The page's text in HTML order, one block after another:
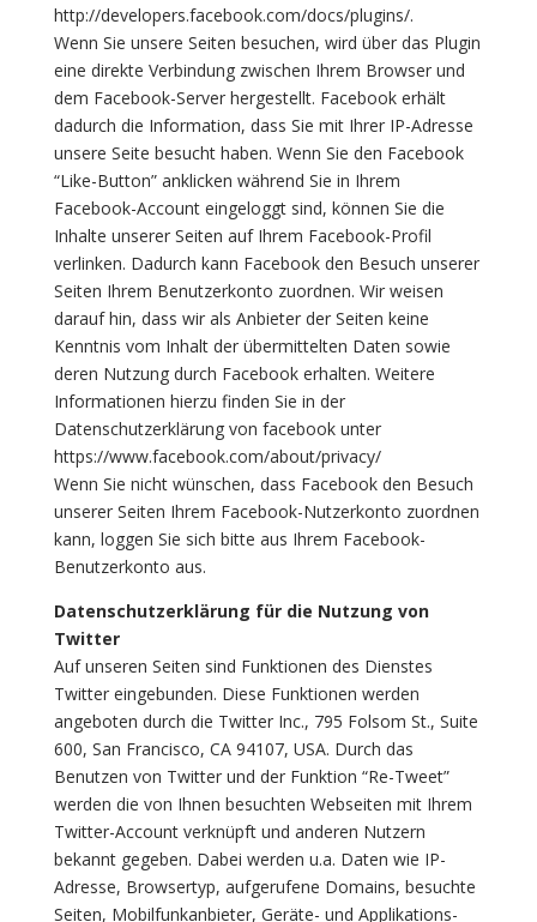
http://developers.facebook.com/docs/plugins/.
Wenn Sie unsere Seiten besuchen, wird über das Plugin
eine direkte Verbindung zwischen Ihrem Browser und
dem Facebook-Server hergestellt. Facebook erhält
dadurch die Information, dass Sie mit Ihrer IP-Adresse
unsere Seite besucht haben. Wenn Sie den Facebook
“Like-Button” anklicken während Sie in Ihrem
Facebook-Account eingeloggt sind, können Sie die
Inhalte unserer Seiten auf Ihrem Facebook-Profil
verlinken. Dadurch kann Facebook den Besuch unserer
Seiten Ihrem Benutzerkonto zuordnen. Wir weisen
darauf hin, dass wir als Anbieter der Seiten keine
Kenntnis vom Inhalt der übermittelten Daten sowie
deren Nutzung durch Facebook erhalten. Weitere
Informationen hierzu finden Sie in der
Datenschutzerklärung von facebook unter
https://www.facebook.com/about/privacy/
Wenn Sie nicht wünschen, dass Facebook den Besuch
unserer Seiten Ihrem Facebook-Nutzerkonto zuordnen
kann, loggen Sie sich bitte aus Ihrem Facebook-
Benutzerkonto aus.
Datenschutzerklärung für die Nutzung von
Twitter
Auf unseren Seiten sind Funktionen des Dienstes
Twitter eingebunden. Diese Funktionen werden
angeboten durch die Twitter Inc., 795 Folsom St., Suite
600, San Francisco, CA 94107, USA. Durch das
Benutzen von Twitter und der Funktion “Re-Tweet”
werden die von Ihnen besuchten Webseiten mit Ihrem
Twitter-Account verknüpft und anderen Nutzern
bekannt gegeben. Dabei werden u.a. Daten wie IP-
Adresse, Browsertyp, aufgerufene Domains, besuchte
Seiten, Mobilfunkanbieter, Geräte- und Applikations-